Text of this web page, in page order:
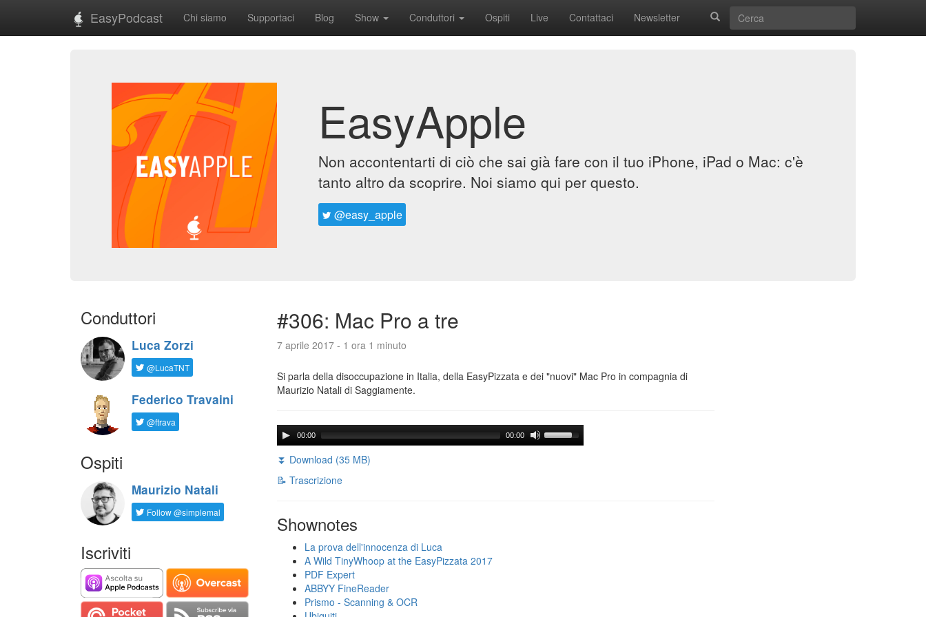
EasyPodcast Chi siamo Supportaci Blog Show Conduttori Ospiti Live Contattaci Newsletter
EasyApple
Non accontentarti di ciò che sai già fare con il tuo iPhone, iPad o Mac: c'è
tanto altro da scoprire. Noi siamo qui per questo.
@easy_apple
Conduttori
Luca Zorzi
@LucaTNT
Federico Travaini
@ftrava
Ospiti
Maurizio Natali
Follow @simplemal
Iscriviti
#306: Mac Pro a tre
7 aprile 2017 - 1 ora 1 minuto
Si parla della disoccupazione in Italia, della EasyPizzata e dei "nuovi" Mac Pro in compagnia di
Maurizio Natali di Saggiamente.
00:00 00:00
⏬ Download (35 MB)
📝 Trascrizione
Shownotes
La prova dell'innocenza di Luca
A Wild TinyWhoop at the EasyPizzata 2017
PDF Expert
ABBYY FineReader
Prismo - Scanning & OCR